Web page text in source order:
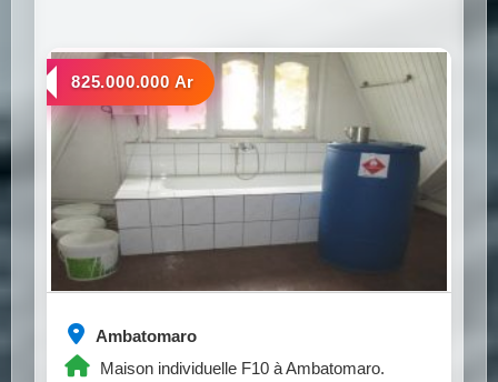
Ambatomaro
Maison individuelle F10 à Ambatomaro.
a vendre
825.000.000 Ar